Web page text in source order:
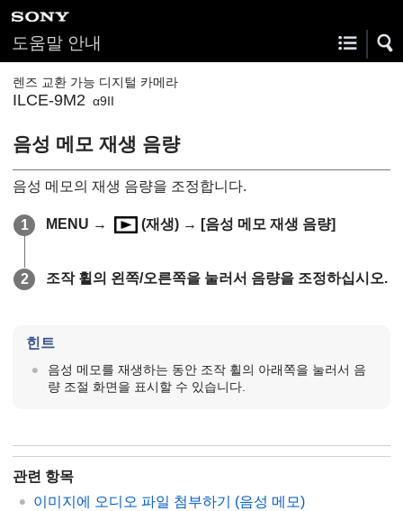
도움말 안내
렌즈 교환 가능 디지털 카메라
ILCE-9M2 α9II
음성 메모 재생 음량
음성 메모의 재생 음량을 조정합니다.
MENU → (재생) → [음성 메모 재생 음량]
조작 휠의 왼쪽/오른쪽을 눌러서 음량을 조정하십시오.
힌트
음성 메모를 재생하는 동안 조작 휠의 아래쪽을 눌러서 음
량 조절 화면을 표시할 수 있습니다.
관련 항목
이미지에 오디오 파일 첨부하기 (음성 메모)